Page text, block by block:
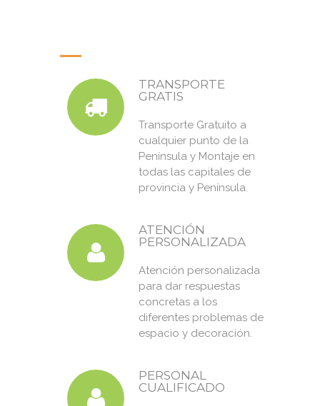
TRANSPORTE
GRATIS
Transporte Gratuito a
cualquier punto de la
Península y Montaje en
todas las capitales de
provincia y Península.
ATENCIÓN
PERSONALIZADA
Atención personalizada
para dar respuestas
concretas a los
diferentes problemas de
espacio y decoración.
PERSONAL
CUALIFICADO